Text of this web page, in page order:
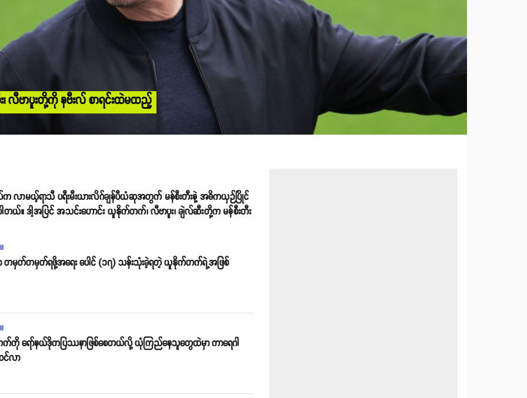
လီဗာပူးတို့ကို နဗီးလ် စာရင်းထဲမထည့်
လာမယ့်ရာသီ ပရီးမီးယားလိဂ်ချန်ပီယံဆုအတွက် မန်စီးတီးနဲ့ အဓိကယှဉ်ပြိုင်
ယ်။ ဒါ့အပြင် အသင်းဟောင်း ယူနိုက်တက်၊ လီဗာပူး၊ ချဲလ်ဆီးတို့က မန်စီးတီး
တမှတ်တမှတ်ရဖို့အရေး ပေါင် (၁၇) သန်းသုံးခဲ့ရတဲ့ ယူနိုက်တက်ရဲ့အဖြစ်
ရော်နယ်ဒိုကပြဿနာဖြစ်စေတယ်လို့ ယုံကြည်နေသူတွေထဲမှာ ကာရေဂါ
င်လာ